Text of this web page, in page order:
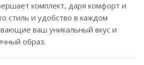
комплект, даря комфорт и
стиль и удобство в каждом
ваш уникальный вкус и
образ.